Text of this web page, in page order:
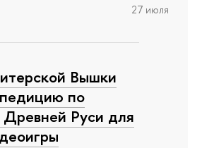
27 июля
Вышки
по
Руси для